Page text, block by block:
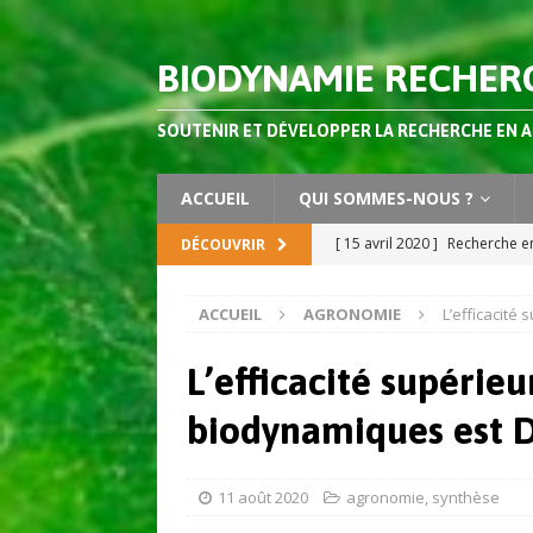
BIODYNAMIE
SOUTENIR ET DÉVELOPPER LA RECHERCHE EN
ACCUEIL QUI SOMMES-NOUS ?
DÉCOUVRIR [ 15 avril 2020 ] Recherche
[ 2 octobre 2019 ] Dossier
Agriculture Vol 4 (2019)
[ 3 juillet 2026 ]
Les
composts ?
AGRONOMIE
ACCUEIL AGRONOMIE L’efficacité
L’efficacité
biodynamiques est
11 août 2020 agronomie, synthèse